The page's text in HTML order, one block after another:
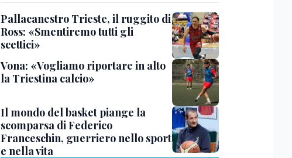
Pallacanestro Trieste, il ruggito di
Ross: «Smentiremo tutti gli
scettici»
Vona: «Vogliamo riportare in alto
la Triestina calcio»
Il mondo del basket piange la
scomparsa di Federico
Franceschin, guerriero nello sport
e nella vita